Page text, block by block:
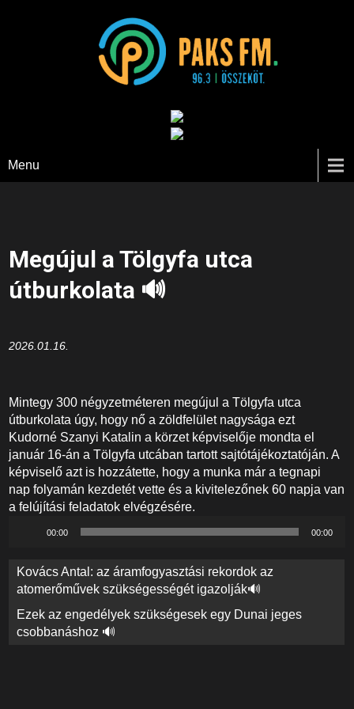
Menu
Megújul a Tölgyfa utca
útburkolata 🔊
2026.01.16.
Mintegy 300 négyzetméteren megújul a Tölgyfa utca
útburkolata úgy, hogy nő a zöldfelület nagysága ezt
Kudorné Szanyi Katalin a körzet képviselője mondta el
január 16-án a Tölgyfa utcában tartott sajtótájékoztatóján. A
képviselő azt is hozzátette, hogy a munka már a tegnapi
nap folyamán kezdetét vette és a kivitelezőnek 60 napja van
a felújítási feladatok elvégzésére.
00:00 00:00
Bejegyzés
navigáció
Kovács Antal: az áramfogyasztási rekordok az
atomerőművek szükségességét igazolják🔊
Ezek az engedélyek szükségesek egy Dunai jeges
csobbanáshoz 🔊